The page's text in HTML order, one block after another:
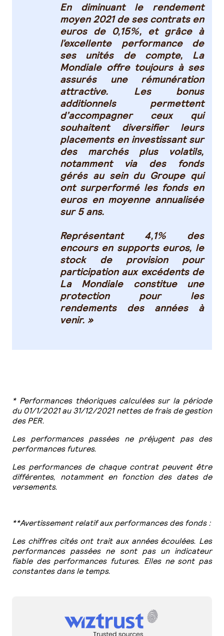
En diminuant le rendement
moyen 2021 de ses contrats en
euros de 0,15%, et grâce à
l’excellente performance de
ses unités de compte, La
Mondiale offre toujours à ses
assurés une rémunération
attractive. Les bonus
additionnels permettent
d’accompagner ceux qui
souhaitent diversifier leurs
placements en investissant sur
des marchés plus volatils,
notamment via des fonds
gérés au sein du Groupe qui
ont surperformé les fonds en
euros en moyenne annualisée
sur 5 ans.
Représentant 4,1% des
encours en supports euros, le
stock de provision pour
participation aux excédents de
La Mondiale constitue une
protection pour les
rendements des années à
venir. »
* Performances théoriques calculées sur la période
du 01/1/2021 au 31/12/2021 nettes de frais de gestion
des PER.
Les performances passées ne préjugent pas des
performances futures.
Les performances de chaque contrat peuvent être
différentes, notamment en fonction des dates de
versements.
**Avertissement relatif aux performances des fonds :
Les chiffres cités ont trait aux années écoulées. Les
performances passées ne sont pas un indicateur
fiable des performances futures. Elles ne sont pas
constantes dans le temps.